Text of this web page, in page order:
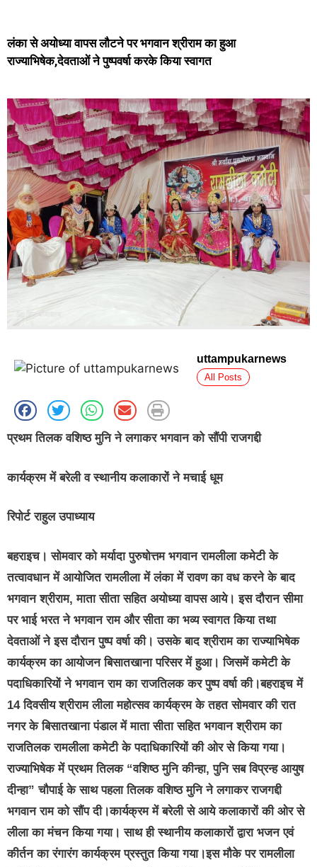
लंका से अयोध्या वापस लौटने पर भगवान श्रीराम का हुआ
राज्याभिषेक,देवताओं ने पुष्पवर्षा करके किया स्वागत
uttampukarnews
All Posts
प्रथम तिलक वशिष्ठ मुनि ने लगाकर भगवान को सौंपी राजगद्दी
कार्यक्रम में बरेली व स्थानीय कलाकारों ने मचाई धूम
रिपोर्ट राहुल उपाध्याय
बहराइच। सोमवार को मर्यादा पुरुषोत्तम भगवान रामलीला कमेटी के
तत्वावधान में आयोजित रामलीला में लंका में रावण का वध करने के बाद
भगवान श्रीराम, माता सीता सहित अयोध्या वापस आये। इस दौरान सीमा
पर भाई भरत ने भगवान राम और सीता का भव्य स्वागत किया तथा
देवताओं ने इस दौरान पुष्प वर्षा की। उसके बाद श्रीराम का राज्याभिषेक
कार्यक्रम का आयोजन बिसातखाना परिसर में हुआ। जिसमें कमेटी के
पदाधिकारियों ने भगवान राम का राजतिलक कर पुष्प वर्षा की।बहराइच में
14 दिवसीय श्रीराम लीला महोत्सव कार्यक्रम के तहत सोमवार की रात
नगर के बिसातखाना पंडाल में माता सीता सहित भगवान श्रीराम का
राजतिलक रामलीला कमेटी के पदाधिकारियों की ओर से किया गया।
राज्याभिषेक में प्रथम तिलक “वशिष्ठ मुनि कीन्हा, पुनि सब विप्रन्ह आयुष
दीन्हा” चौपाई के साथ पहला तिलक वशिष्ठ मुनि ने लगाकर राजगद्दी
भगवान राम को सौंप दी।कार्यक्रम में बरेली से आये कलाकारों की ओर से
लीला का मंचन किया गया। साथ ही स्थानीय कलाकारों द्वारा भजन एवं
कीर्तन का रंगारंग कार्यक्रम प्रस्तुत किया गया।इस मौके पर रामलीला